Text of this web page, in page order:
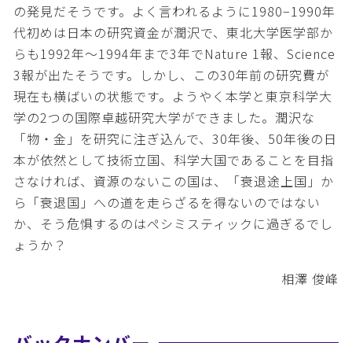
の発見だそうです。よく言われるように1980−1990年
代初めは日本の研究資金が潤沢で、東北大学医学部か
らも1992年〜1994年まで3年でNature 1報、Science
3報が出たそうです。しかし、この30年前の研究費が
現在も横ばいの状態です。ようやく本学と東京科学大
学の2つの国際卓越研究大学ができました。潤沢な
「物・金」を研究に注ぎ込んで、30年後、50年後の日
本が依然として技術立国、科学大国であることを目指
さなければ、資源のないこの国は、「衰退途上国」か
ら「衰退国」への道を走らざるを得ないのではない
か、そう危惧するのはペシミスティックに過ぎるでし
ょうか？
相澤 俊峰